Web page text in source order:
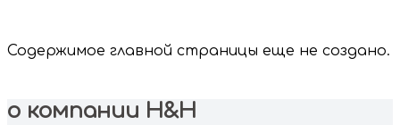
Содержимое главной страницы еще не создано.
о компании H&H